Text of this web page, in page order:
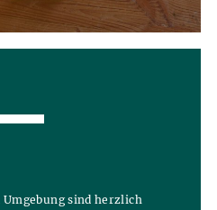
Umgebung sind herzlich